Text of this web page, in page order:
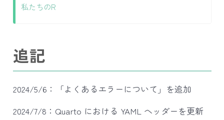
私たちのR
追記
2024/5/6：「よくあるエラーについて」を追加
2024/7/8：Quarto における YAML ヘッダーを更新